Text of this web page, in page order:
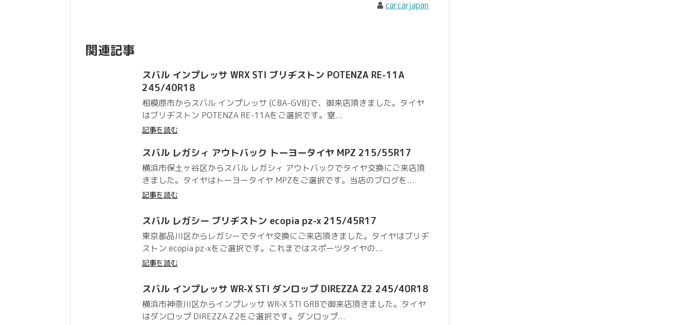
carcarjapan
関連記事
スバル インプレッサ WRX STI ブリヂストン POTENZA RE-11A
245/40R18
相模原市からスバル インプレッサ (CBA-GVB)で、御来店頂きました。タイヤ
はブリヂストン POTENZA RE-11Aをご選択です。窒...
記事を読む
スバル レガシィ アウトバック トーヨータイヤ MPZ 215/55R17
横浜市保土ヶ谷区からスバル レガシィ アウトバックでタイヤ交換にご来店頂
きました。タイヤはトーヨータイヤ MPZをご選択です。当店のブログを...
記事を読む
スバル レガシー ブリヂストン ecopia pz-x 215/45R17
東京都品川区からレガシーでタイヤ交換にご来店頂きました。タイヤはブリヂ
ストン ecopia pz-xをご選択です。これまではスポーツタイヤの...
記事を読む
スバル インプレッサ WR-X STI ダンロップ DIREZZA Z2 245/40R18
横浜市神奈川区からインプレッサ WR-X STI GRBで御来店頂きました。タイヤ
はダンロップ DIREZZA Z2をご選択です。ダンロップ...